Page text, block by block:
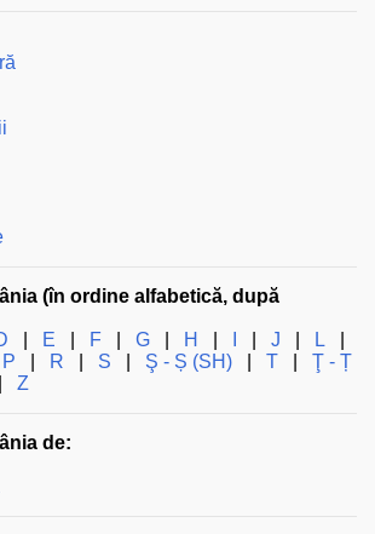
(în ordine alfabetică, după
E F G H J L
P R S Ş - Ș (SH) T
Ţ - Ț
Z
de: